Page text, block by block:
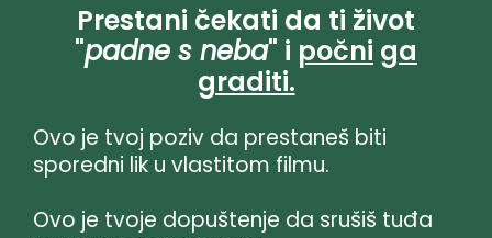
Prestani čekati da ti život
"padne s neba" i počni ga
graditi.
Ovo je tvoj poziv da prestaneš biti
sporedni lik u vlastitom filmu.
Ovo je tvoje dopuštenje da srušiš tuđa